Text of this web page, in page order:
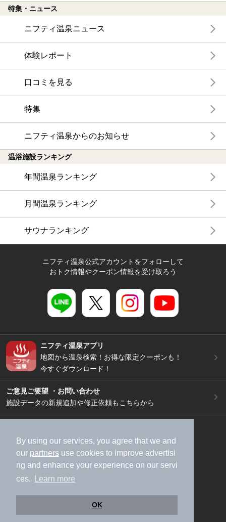
By using our services, you agree that we and
our partners use cookies to improve advertisi
ng and enhance your experience on our servi
ces.
Learn more
OK
特集・ニュース
ニフティ温泉ニュース
体験レポート
口コミを見る
特集
ニフティ温泉からのお知らせ
温浴施設ランキング
年間温泉ランキング
月間温泉ランキング
サウナランキング
ニフティ温泉公式アカウントをフォローして
おトク情報やクーポン情報を受け取ろう
ニフティ温泉アプリ
地図から温泉検索！お得な限定クーポンも！
今すぐダウンロード！
ご意見ご要望 ・お問い合わせ
施設データの新規追加や修正依頼もこちらから
加盟店募集（資料請求）
広告出稿のご案内
利用規約
ライフスタイルMEMBERS+規約
特定商取引法に基づく表記
ヘルプ
採用情報
運営会社